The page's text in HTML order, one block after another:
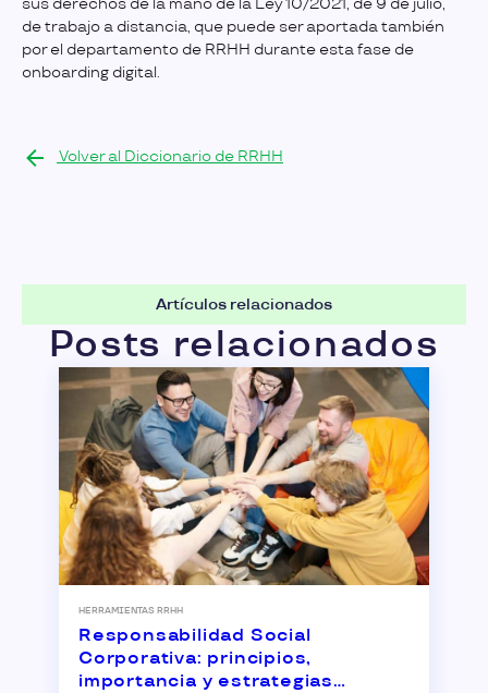
sus derechos de la mano de la Ley 10/2021, de 9 de julio,
de trabajo a distancia, que puede ser aportada también
por el departamento de RRHH durante esta fase de
onboarding digital.
Volver al Diccionario de RRHH
Artículos relacionados
Posts relacionados
HERRAMIENTAS RRHH
Responsabilidad Social
Corporativa: principios,
importancia y estrategias